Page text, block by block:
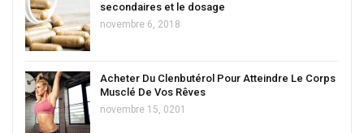
secondaires et le dosage
novembre 6, 2018
Acheter Du Clenbutérol Pour Atteindre Le Corps
Musclé De Vos Rêves
novembre 15, 0201